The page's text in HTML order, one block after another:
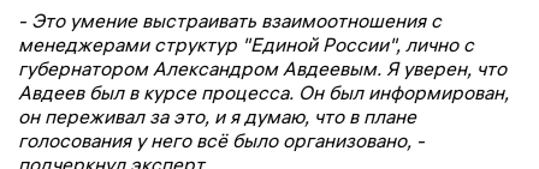
- Это умение выстраивать взаимоотношения с
менеджерами структур "Единой России", лично с
губернатором Александром Авдеевым. Я уверен, что
Авдеев был в курсе процесса. Он был информирован,
он переживал за это, и я думаю, что в плане
голосования у него всё было организовано, -